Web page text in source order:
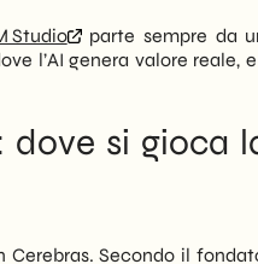
Studio
parte sempre da
l’AI genera valore reale,
si gioca
Secondo il